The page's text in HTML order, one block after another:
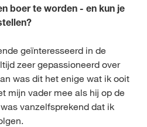
boer te worden - en kun je
geïnteresseerd in de
zeer gepassioneerd over
was dit het enige wat ik ooit
mijn vader mee als hij op de
vanzelfsprekend dat ik